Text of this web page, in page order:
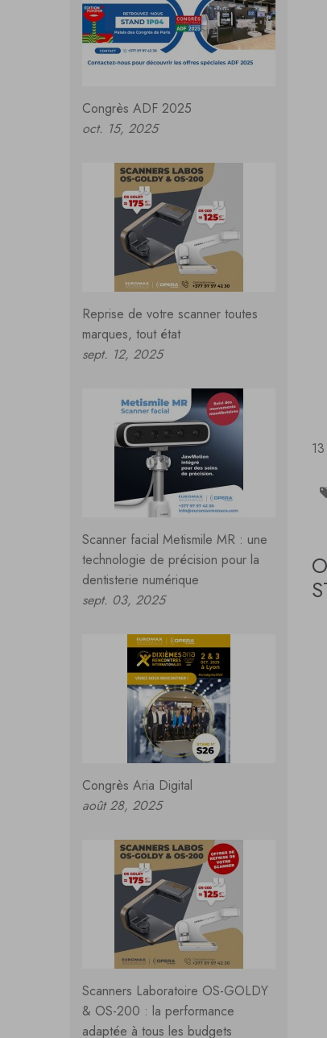
Congrès ADF 2025
oct. 15, 2025
Reprise de votre scanner toutes
marques, tout état
sept. 12, 2025
Scanner facial Metismile MR : une
technologie de précision pour la
dentisterie numérique
sept. 03, 2025
Congrès Aria Digital
août 28, 2025
Scanners Laboratoire OS-GOLDY
& OS-200 : la performance
adaptée à tous les budgets